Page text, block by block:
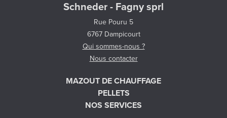
Schneder - Fagny sprl
Rue Pouru 5
6767 Dampicourt
Qui sommes-nous ?
Nous contacter
MAZOUT DE CHAUFFAGE
PELLETS
NOS SERVICES